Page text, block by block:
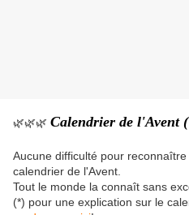
🌿🌿🌿 Calendrier de l'Avent
Aucune difficulté pour
calendrier de l'Avent.
Tout le monde la connaît sans
(*) pour une explication sur le